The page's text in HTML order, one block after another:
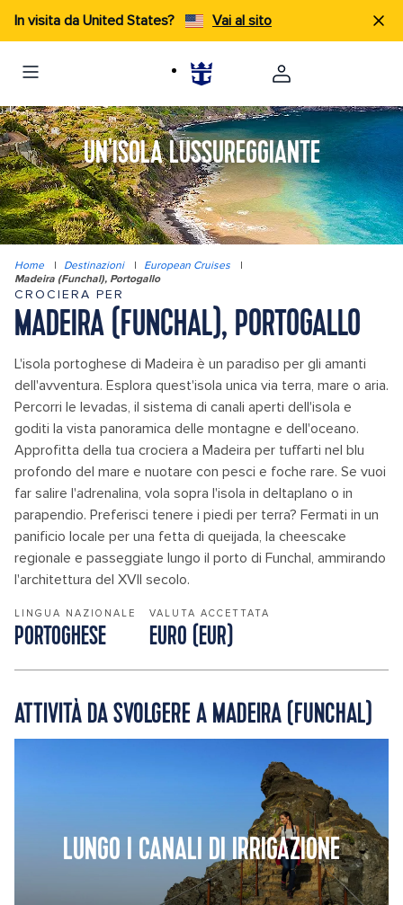
In visita da United States? Vai al sito
UN'ISOLA LUSSUREGGIANTE
Home | Destinazioni | European Cruises
|
Madeira (Funchal), Portogallo
CROCIERA PER
MADEIRA (FUNCHAL), PORTOGALLO
L'isola portoghese di Madeira è un paradiso per gli amanti
dell'avventura. Esplora quest'isola unica via terra, mare o aria.
Percorri le levadas, il sistema di canali aperti dell'isola e
goditi la vista panoramica delle montagne e dell'oceano.
Approfitta della tua crociera a Madeira per tuffarti nel blu
profondo del mare e nuotare con pesci e foche rare. Se vuoi
far salire l'adrenalina, vola sopra l'isola in deltaplano o in
parapendio. Preferisci tenere i piedi per terra? Fermati in un
panificio locale per una fetta di queijada, la cheescake
regionale e passeggiate lungo il porto di Funchal, ammirando
l'architettura del XVII secolo.
LINGUA NAZIONALE
PORTOGHESE
VALUTA ACCETTATA
EURO (EUR)
ATTIVITÀ DA SVOLGERE A MADEIRA (FUNCHAL)
LUNGO I CANALI DI IRRIGAZIONE